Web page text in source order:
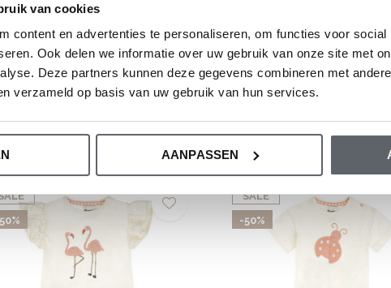
van cookies
content en advertenties te personaliseren, om functies voor
Ook delen we informatie over uw gebruik van onze site met
Deze partners kunnen deze gegevens combineren met
verzameld op basis van uw gebruik van hun services.
AANPASSEN
SALE
-50%